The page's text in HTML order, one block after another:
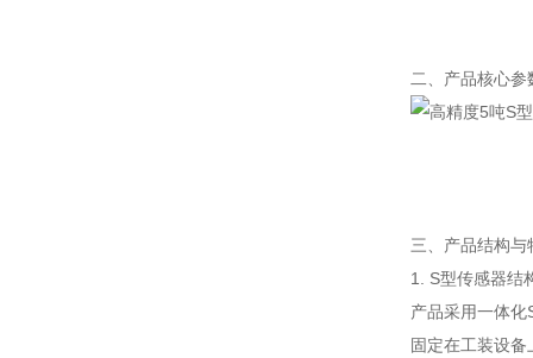
二、产品核心参
三、产品结构与
1. S型传感器结
产品采用一体
固定在工装设